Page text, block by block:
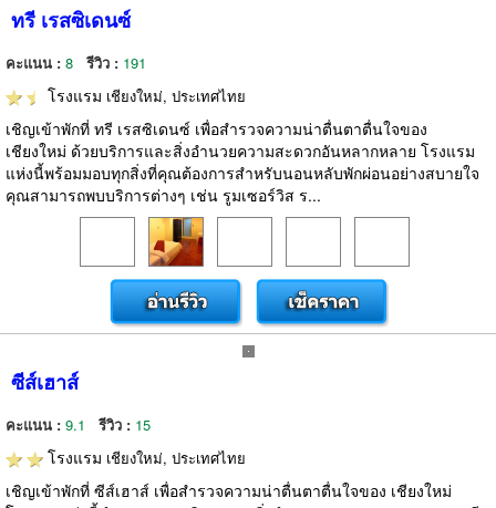
ทรี เรสซิเดนซ์
คะแนน : 8 รีวิว : 191
โรงแรม เชียงใหม่, ประเทศไทย
เชิญเข้าพักที่ ทรี เรสซิเดนซ์ เพื่อสำรวจความน่าตื่นตาตื่นใจของ
เชียงใหม่ ด้วยบริการและสิ่งอำนวยความสะดวกอันหลากหลาย โรงแรม
แห่งนี้พร้อมมอบทุกสิ่งที่คุณต้องการสำหรับนอนหลับพักผ่อนอย่างสบายใจ
คุณสามารถพบบริการต่างๆ เช่น รูมเซอร์วิส ร...
ซีส์เฮาส์
คะแนน : 9.1 รีวิว : 15
โรงแรม เชียงใหม่, ประเทศไทย
เชิญเข้าพักที่ ซีส์เฮาส์ เพื่อสำรวจความน่าตื่นตาตื่นใจของ เชียงใหม่